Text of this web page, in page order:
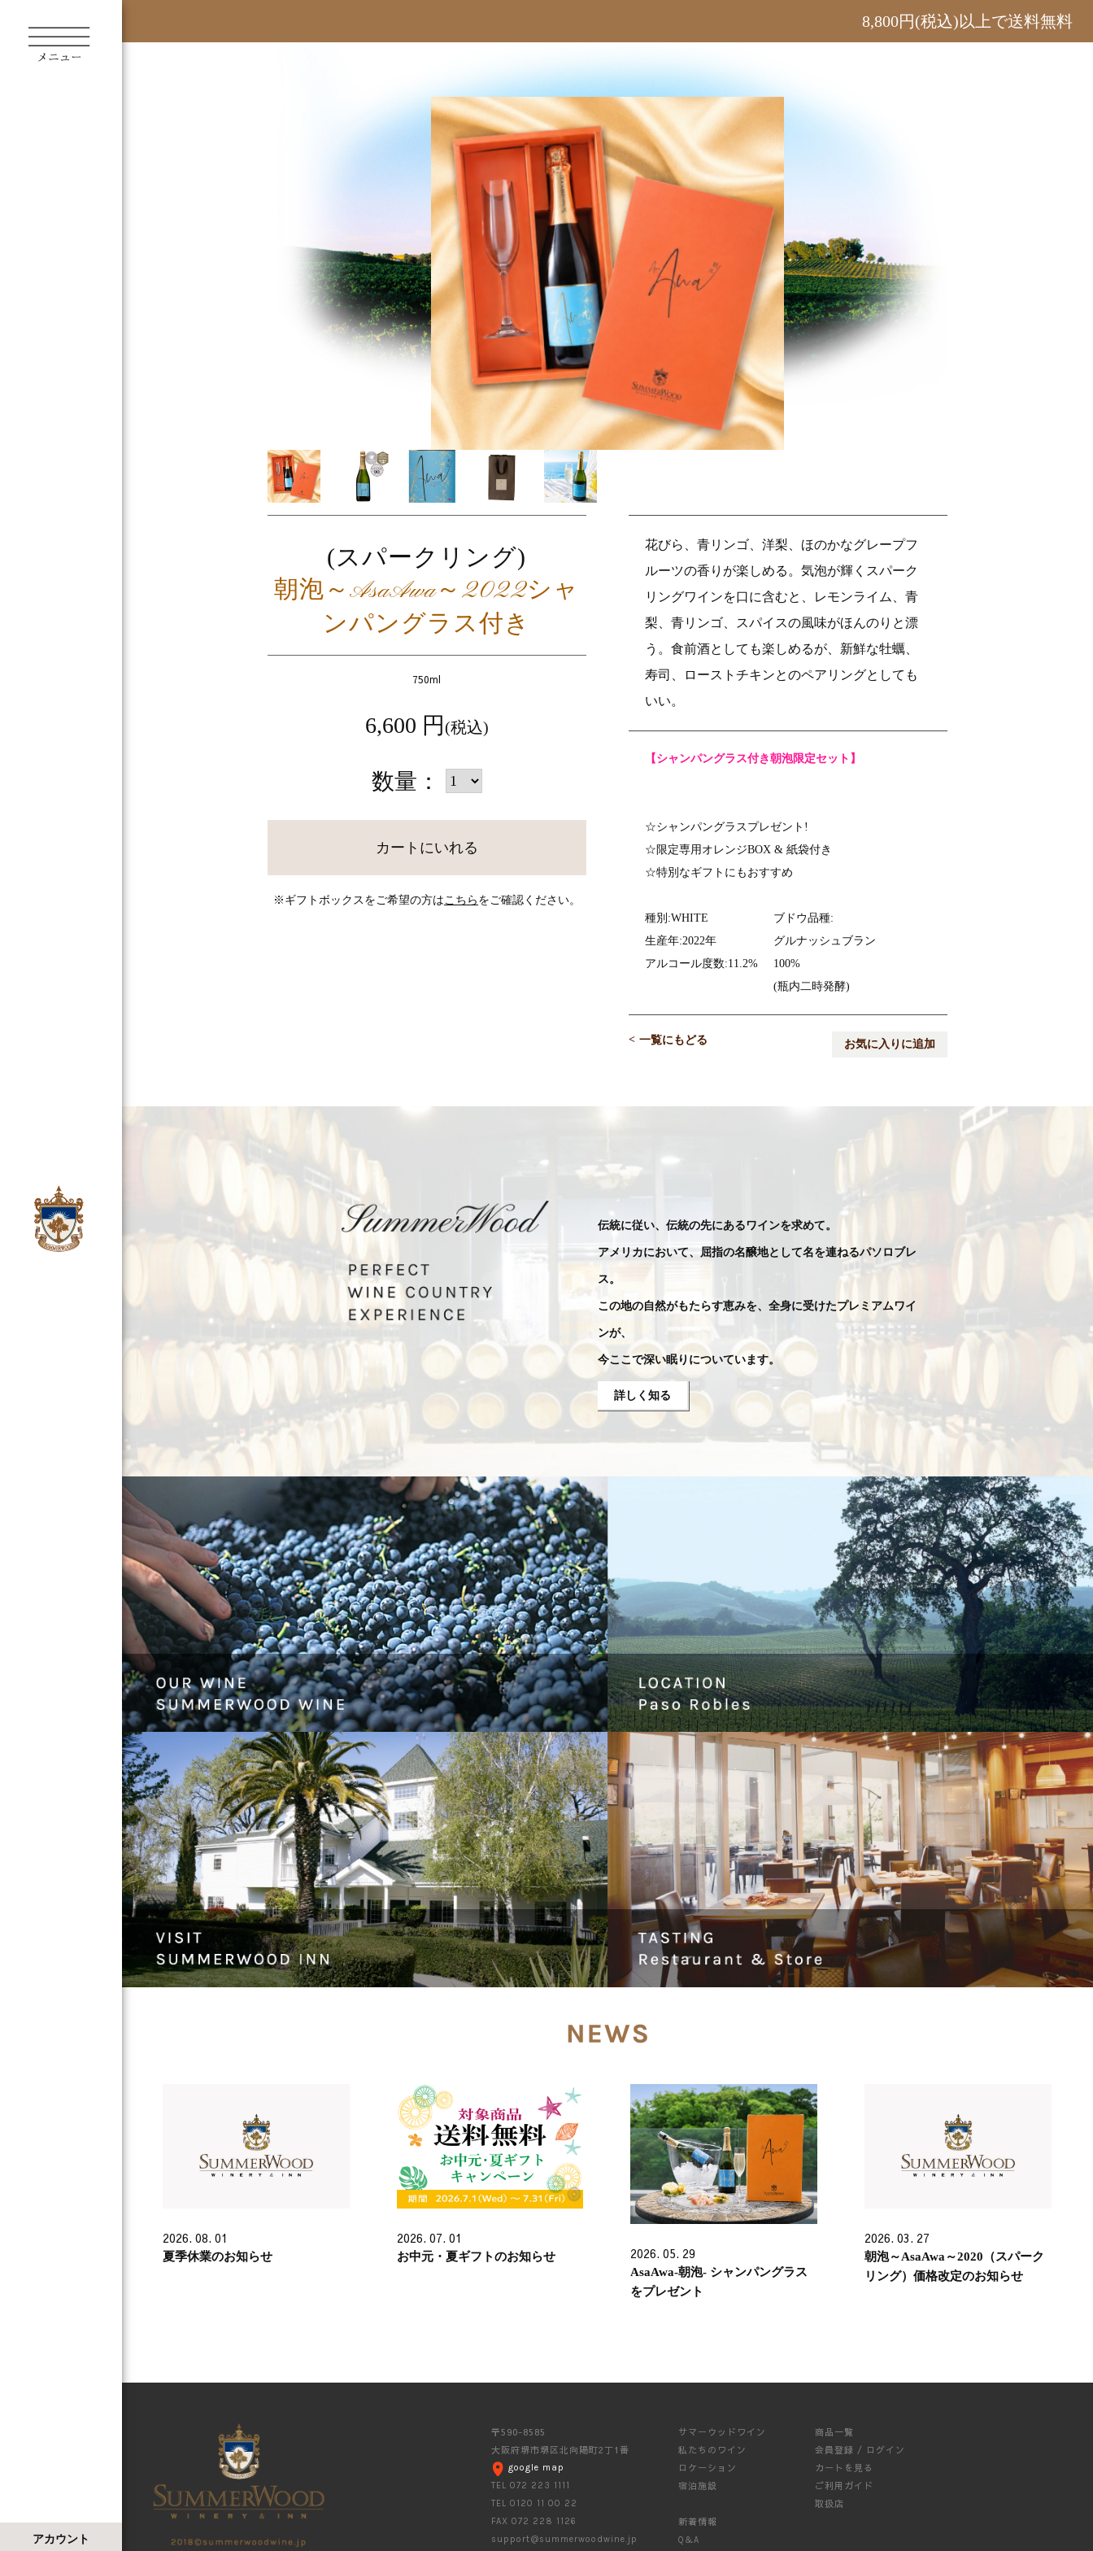
アカウント
8,800円(税込)以上で送料無料
(スパークリング)
朝泡～AsaAwa～2022シャ
ンパングラス付き
750ml
6,600 円 (税込)
数量：
カートにいれる
※ギフトボックスをご希望の方はこちら をご確認ください。
花びら、青リンゴ、洋梨、ほのかなグレープフ
ルーツの香りが楽しめる。気泡が輝くスパーク
リングワインを口に含むと、レモンライム、青
梨、青リンゴ、スパイスの風味がほんのりと漂
う。食前酒としても楽しめるが、新鮮な牡蠣、
寿司、ローストチキンとのペアリングとしても
いい。
【シャンパングラス付き朝泡限定セット】
☆シャンパングラスプレゼント!
☆限定専用オレンジBOX & 紙袋付き
☆特別なギフトにもおすすめ
種別:WHITE
生産年:2022年
アルコール度数:11.2%
ブドウ品種:
グルナッシュブラン
100%
(瓶内二時発酵)
一覧にもどる お気に入りに追加
伝統に従い、伝統の先にあるワインを求めて。
アメリカにおいて、屈指の名醸地として名を連ねるパソロブレ
ス。
この地の自然がもたらす恵みを、全身に受けたプレミアムワイ
ンが、
今ここで深い眠りについています。
詳しく知る
2026. 08. 01
夏季休業のお知らせ
2026. 07. 01
お中元・夏ギフトのお知らせ 2026. 05. 29
AsaAwa-朝泡- シャンパングラス
をプレゼント
2026. 03. 27
朝泡～AsaAwa～2020（スパーク
リング）価格改定のお知らせ
〒590-8585
大阪府堺市堺区北向陽町2丁1番
google map
TEL 072 223 1111
TEL 0120 11 00 22
FAX 072 228 1126
support@summerwoodwine.jp
サマーウッドワイン
私たちのワイン
ロケーション
宿泊施設
商品一覧
会員登録 / ログイン
カートを見る
ご利用ガイド
取扱店
新着情報
Q&A